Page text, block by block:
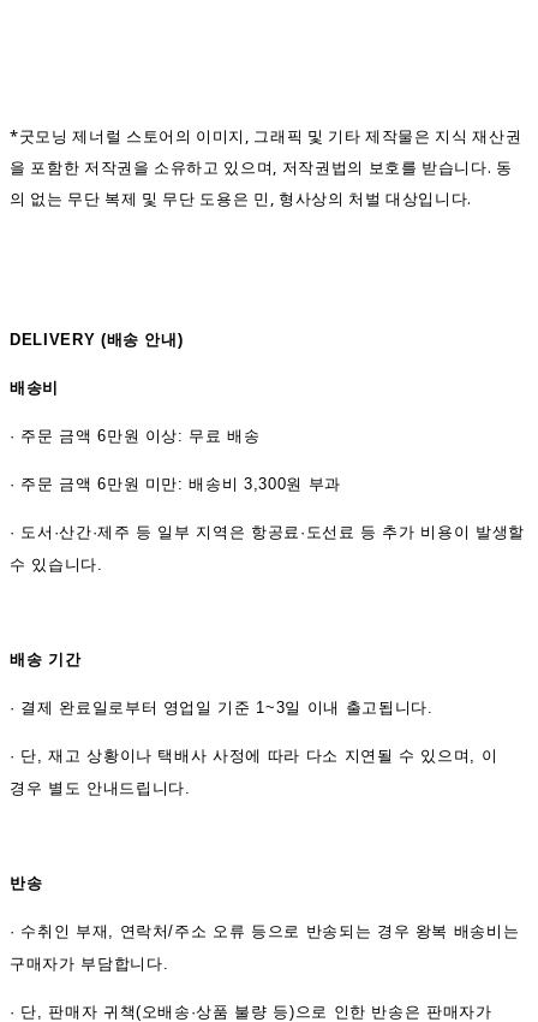
*굿모닝 제너럴 스토어의 이미지, 그래픽 및 기타 제작물은 지식 재산권
을 포함한 저작권을 소유하고 있으며, 저작권법의 보호를 받습니다. 동
의 없는 무단 복제 및 무단 도용은 민, 형사상의 처벌 대상입니다.
DELIVERY (배송 안내)
배송비
· 주문 금액 6만원 이상: 무료 배송
· 주문 금액 6만원 미만: 배송비 3,300원 부과
· 도서·산간·제주 등 일부 지역은 항공료·도선료 등 추가 비용이 발생할
수 있습니다.
배송 기간
· 결제 완료일로부터 영업일 기준 1~3일 이내 출고됩니다.
· 단, 재고 상황이나 택배사 사정에 따라 다소 지연될 수 있으며, 이
경우 별도 안내드립니다.
반송
· 수취인 부재, 연락처/주소 오류 등으로 반송되는 경우 왕복 배송비는
구매자가 부담합니다.
· 단, 판매자 귀책(오배송·상품 불량 등)으로 인한 반송은 판매자가